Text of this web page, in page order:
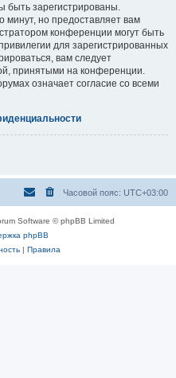
зарегистрированы.
минут, но предоставляет вам
конференции могут быть
для зарегистрированных
вам следует
принятыми на конференции.
означает согласие со всеми
Часовой пояс: UTC+03:00
Software © phpBB Limited
phpBB
| Правила